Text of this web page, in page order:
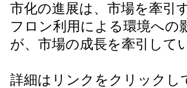
市化の進展は、市場を牽引
フロン利用による環境への
が、市場の成長を牽引して
詳細はリンクをクリックし